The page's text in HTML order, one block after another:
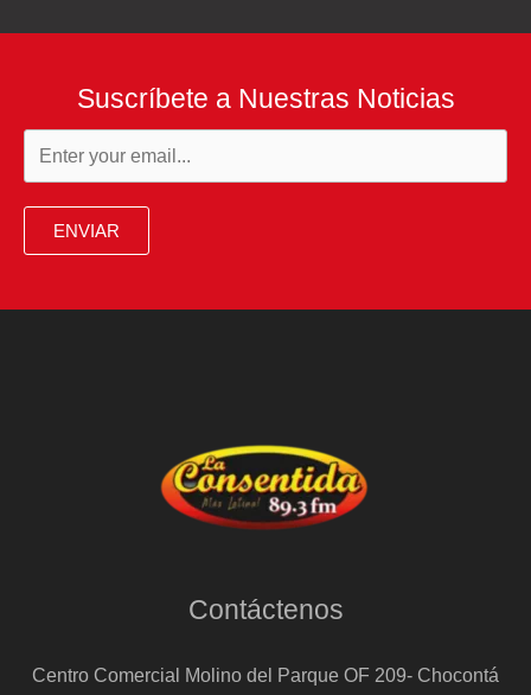
Suscríbete a Nuestras Noticias
ENVIAR
Contáctenos
Centro Comercial Molino del Parque OF 209- Chocontá